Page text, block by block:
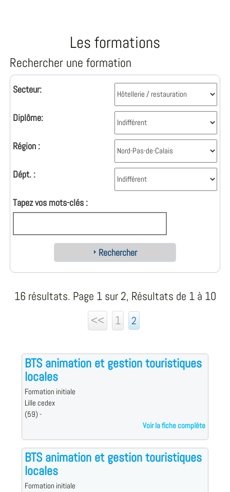
Les formations
Rechercher une formation
Secteur:
Diplôme:
Région :
Dépt. :
Tapez vos mots-clés :
Rechercher
16 résultats. Page 1 sur 2, Résultats de 1 à 10
<<
1 2
BTS animation et gestion touristiques
locales
Formation initiale
Lille cedex
(59) -
Voir la fiche complète
BTS animation et gestion touristiques
locales
Formation initiale